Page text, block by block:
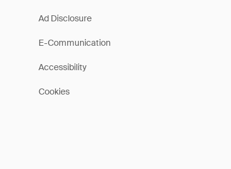
Ad Disclosure
E-Communication
Accessibility
Cookies